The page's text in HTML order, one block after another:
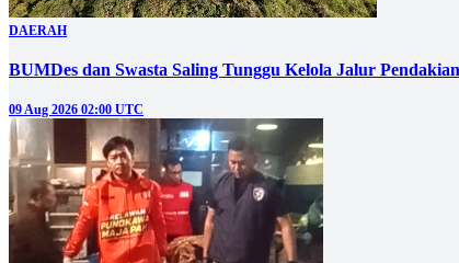
DAERAH
BUMDes dan Swasta Saling Tunggu Kelola Jalur
09 Aug 2026 02:00 UTC